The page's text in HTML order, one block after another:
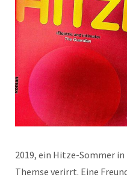
2019, ein Hitze-Sommer
Themse verirrt. Eine